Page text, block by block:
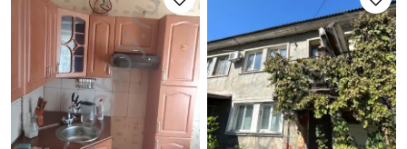
Гаражи и
машиноместа